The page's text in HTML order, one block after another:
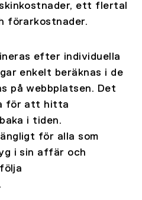
ett flertal
förarkostnader.
efter individuella
enkelt beräknas i de
på webbplatsen. Det
för att hitta
i tiden.
för alla som
i sin affär och